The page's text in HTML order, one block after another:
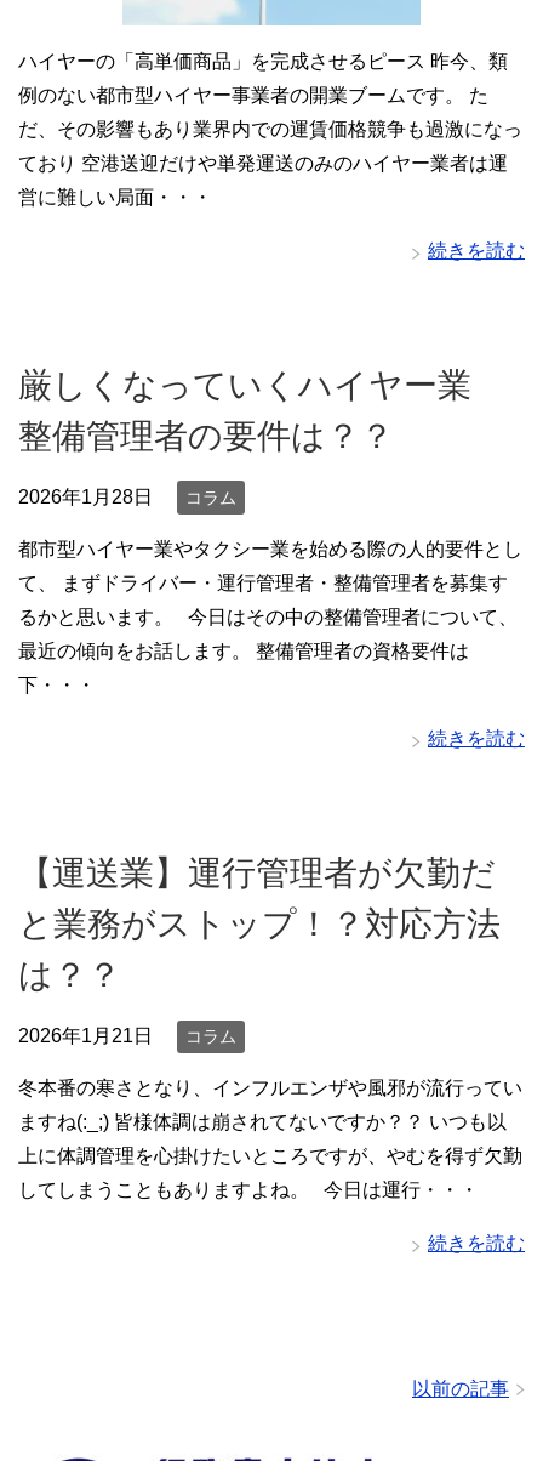
ハイヤーの「高単価商品」を完成させるピース 昨今、類
例のない都市型ハイヤー事業者の開業ブームです。 た
だ、その影響もあり業界内での運賃価格競争も過激になっ
ており 空港送迎だけや単発運送のみのハイヤー業者は運
営に難しい局面・・・
続きを読む
厳しくなっていくハイヤー業
整備管理者の要件は？？
2026年1月28日 コラム
都市型ハイヤー業やタクシー業を始める際の人的要件とし
て、 まずドライバー・運行管理者・整備管理者を募集す
るかと思います。 今日はその中の整備管理者について、
最近の傾向をお話します。 整備管理者の資格要件は
下・・・
続きを読む
【運送業】運行管理者が欠勤だ
と業務がストップ！？対応方法
は？？
2026年1月21日 コラム
冬本番の寒さとなり、インフルエンザや風邪が流行ってい
ますね(:_;) 皆様体調は崩されてないですか？？ いつも以
上に体調管理を心掛けたいところですが、やむを得ず欠勤
してしまうこともありますよね。 今日は運行・・・
続きを読む
以前の記事